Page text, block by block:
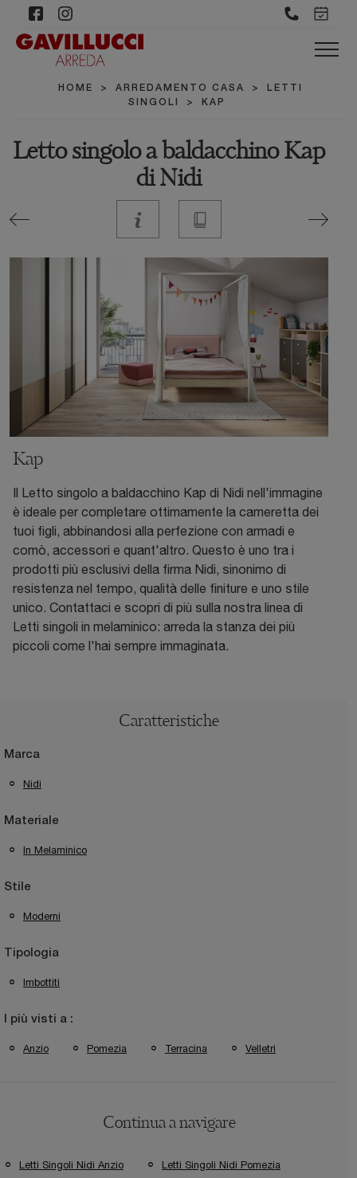
HOME > ARREDAMENTO CASA >
LETTI
SINGOLI
> KAP
Letto singolo a baldacchino Kap
di Nidi
Kap
Il Letto singolo a baldacchino Kap di Nidi nell'immagine
è ideale per completare ottimamente la cameretta dei
tuoi figli, abbinandosi alla perfezione con armadi e
comò, accessori e quant'altro. Questo è uno tra i
prodotti più esclusivi della firma Nidi, sinonimo di
resistenza nel tempo, qualità delle finiture e uno stile
unico. Contattaci e scopri di più sulla nostra linea di
Letti singoli in melaminico: arreda la stanza dei più
piccoli come l'hai sempre immaginata.
Caratteristiche
Marca
Nidi
Materiale
In Melaminico
Stile
Moderni
Tipologia
Imbottiti
I più visti a :
Anzio Pomezia Terracina Velletri
Continua a navigare
Letti Singoli Nidi Anzio Letti Singoli Nidi Pomezia